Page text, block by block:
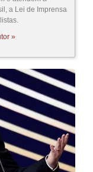
a Lei de Imprensa
»